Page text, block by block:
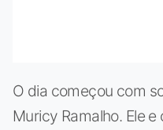
O dia começou com
Muricy Ramalho. Ele